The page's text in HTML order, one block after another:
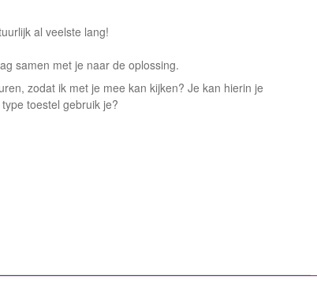
al veelste lang!
samen met je naar de oplossing.
zodat ik met je mee kan kijken? Je kan hierin je
toestel gebruik je?